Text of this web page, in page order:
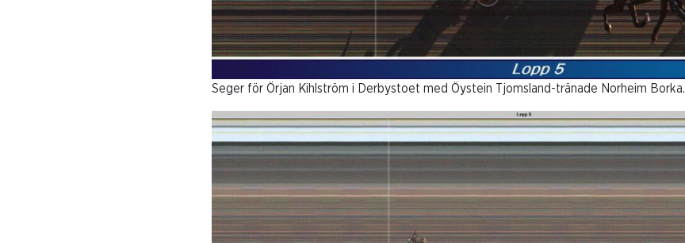
Seger för Örjan Kihlström i Derbystoet med Öystein Tjomsland-tränade Norheim Borka.